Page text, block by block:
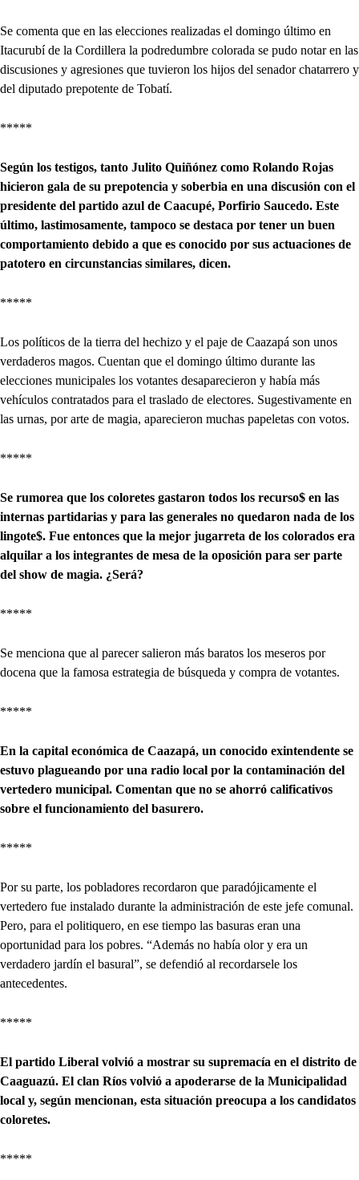
Se comenta que en las elecciones realizadas el domingo último en
Itacurubí de la Cordillera la podredumbre colorada se pudo notar en las
discusiones y agresiones que tuvieron los hijos del senador chatarrero y
del diputado prepotente de Tobatí.
*****
Según los testigos, tanto Julito Quiñónez como Rolando Rojas
hicieron gala de su prepotencia y soberbia en una discusión con el
presidente del partido azul de Caacupé, Porfirio Saucedo. Este
último, lastimosamente, tampoco se destaca por tener un buen
comportamiento debido a que es conocido por sus actuaciones de
patotero en circunstancias similares, dicen.
*****
Los políticos de la tierra del hechizo y el paje de Caazapá son unos
verdaderos magos. Cuentan que el domingo último durante las
elecciones municipales los votantes desaparecieron y había más
vehículos contratados para el traslado de electores. Sugestivamente en
las urnas, por arte de magia, aparecieron muchas papeletas con votos.
*****
Se rumorea que los coloretes gastaron todos los recurso$ en las
internas partidarias y para las generales no quedaron nada de los
lingote$. Fue entonces que la mejor jugarreta de los colorados era
alquilar a los integrantes de mesa de la oposición para ser parte
del show de magia. ¿Será?
*****
Se menciona que al parecer salieron más baratos los meseros por
docena que la famosa estrategia de búsqueda y compra de votantes.
*****
En la capital económica de Caazapá, un conocido exintendente se
estuvo plagueando por una radio local por la contaminación del
vertedero municipal. Comentan que no se ahorró calificativos
sobre el funcionamiento del basurero.
*****
Por su parte, los pobladores recordaron que paradójicamente el
vertedero fue instalado durante la administración de este jefe comunal.
Pero, para el politiquero, en ese tiempo las basuras eran una
oportunidad para los pobres. “Además no había olor y era un
verdadero jardín el basural”, se defendió al recordarsele los
antecedentes.
*****
El partido Liberal volvió a mostrar su supremacía en el distrito de
Caaguazú. El clan Ríos volvió a apoderarse de la Municipalidad
local y, según mencionan, esta situación preocupa a los candidatos
coloretes.
*****